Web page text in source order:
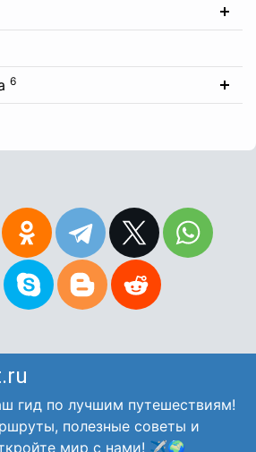
6
гид по лучшим путешествиям!
полезные советы и
мир с нами! ✈️🌍